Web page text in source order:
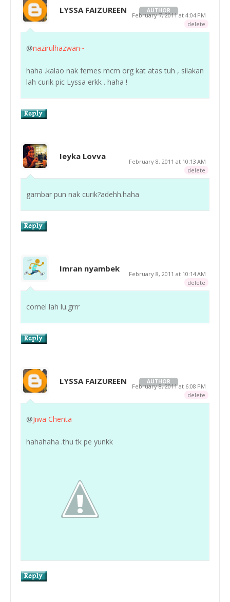
LYSSA FAIZUREEN AUTHOR
February 7, 2011 at 4:04 PM
delete
@nazirulhazwan~
haha .kalao nak femes mcm org kat atas tuh , silakan
lah curik pic Lyssa erkk . haha !
Ieyka Lovva
February 8, 2011 at 10:13 AM
delete
gambar pun nak curik?adehh.haha
Imran nyambek
February 8, 2011 at 10:14 AM
delete
comel lah lu.grrr
LYSSA FAIZUREEN AUTHOR
February 8, 2011 at 6:08 PM
delete
@Jiwa Chenta
hahahaha .thu tk pe yunkk